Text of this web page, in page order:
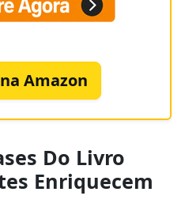
Amazon
Do Livro
Enriquecem